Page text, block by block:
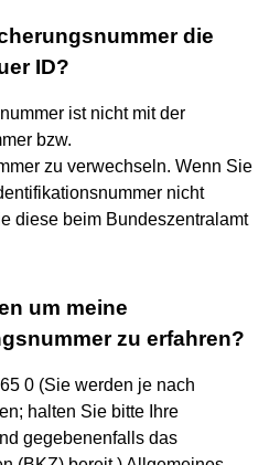
die
ID?
ist nicht mit der
bzw.
zu verwechseln. Wenn Sie
nicht
diese beim Bundeszentralamt
um meine
zu erfahren?
0 (Sie werden je nach
halten Sie bitte Ihre
gegebenenfalls das